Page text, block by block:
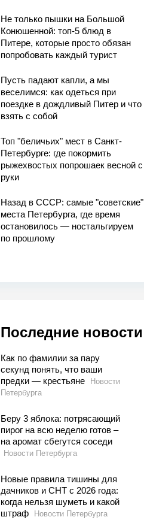
Не только пышки на Большой
Конюшенной: топ-5 блюд в
Питере, которые просто обязан
попробовать каждый турист
Пусть падают капли, а мы
веселимся: как одеться при
поездке в дождливый Питер и что
взять с собой
Топ "беличьих" мест в Санкт-
Петербурге: где покормить
рыжехвостых попрошаек весной с
руки
Назад в СССР: самые "советские"
места Петербурга, где время
остановилось — ностальгируем
по прошлому
Последние новости
Как по фамилии за пару
секунд понять, что ваши
предки — крестьяне
Новости
Петербурга
Беру 3 яблока: потрясающий
пирог на всю неделю готов –
на аромат сбегутся соседи
Новости Петербурга
Новые правила тишины для
дачников и СНТ с 2026 года:
когда нельзя шуметь и какой
штраф
Новости Петербурга